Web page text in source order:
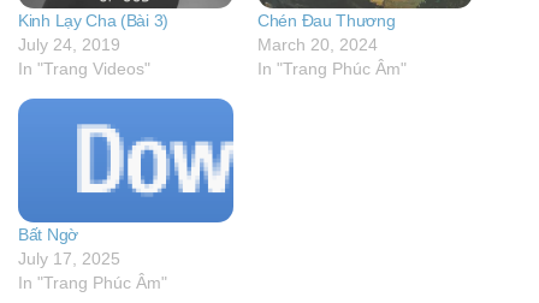
Kinh Lạy Cha (Bài 3)
July 24, 2019
In "Trang Videos"
Chén Đau Thương
March 20, 2024
In "Trang Phúc Âm"
Bất Ngờ
July 17, 2025
In "Trang Phúc Âm"